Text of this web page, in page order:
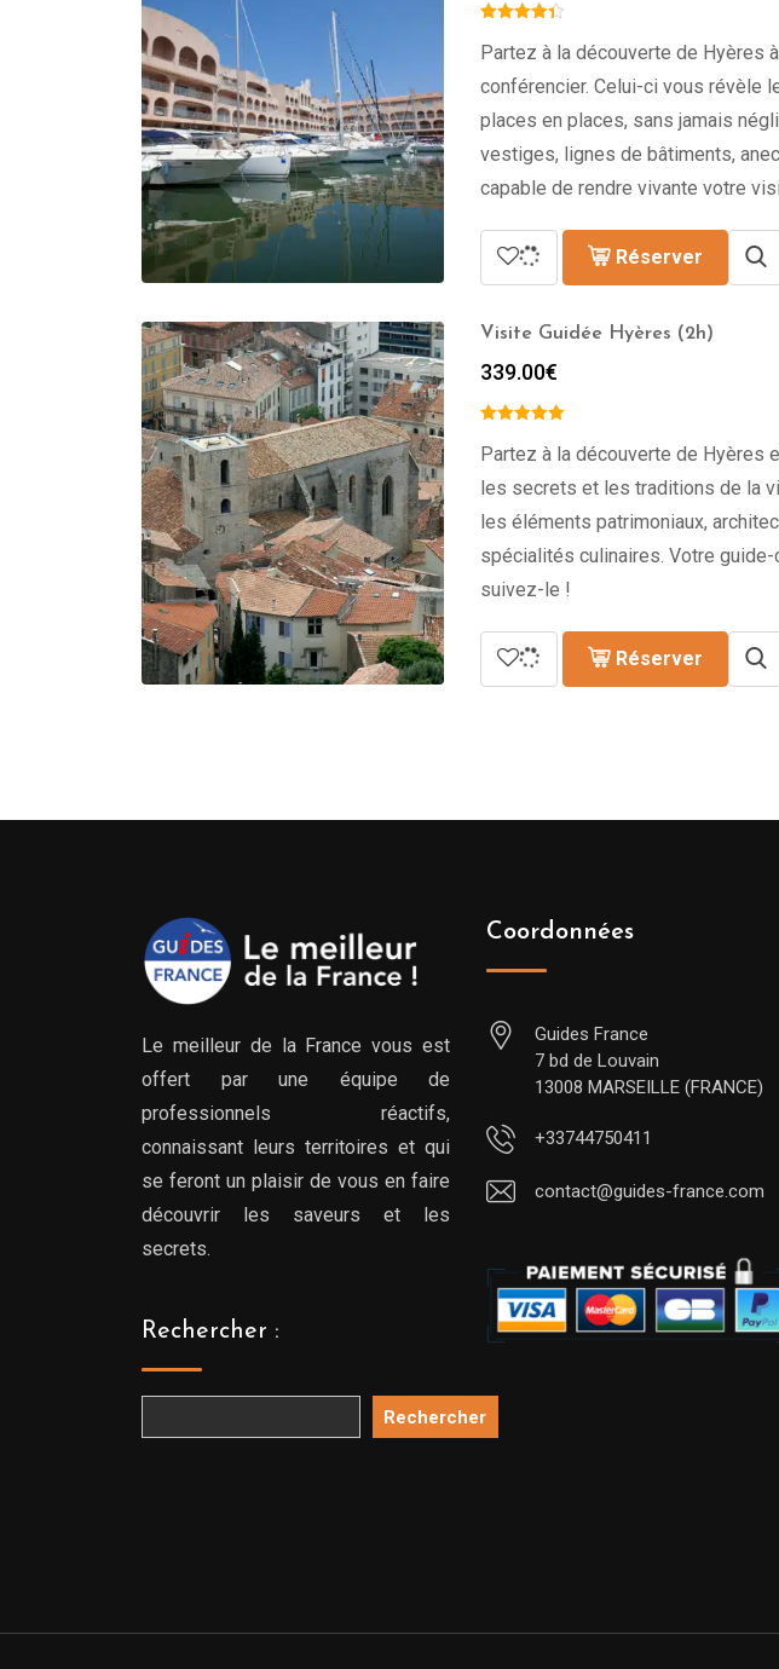
Partez à la découverte de Hyères
conférencier. Celui-ci vous révèle
places en places, sans jamais
vestiges, lignes de bâtiments,
capable de rendre vivante votre
Réserver
Visite Guidée Hyères (2h)
339.00€
Partez à la découverte de Hyères
les secrets et les traditions de la
les éléments patrimoniaux,
spécialités culinaires. Votre
suivez-le !
Réserver
Le meilleur de la France vous est
offert par une équipe de
professionnels réactifs,
connaissant leurs territoires et qui
se feront un plaisir de vous en faire
découvrir les saveurs et les
secrets.
Rechercher :
Rechercher
Coordonnées
Guides France
7 bd de Louvain
13008 MARSEILLE (FRANCE)
+33744750411
contact@guides-france.com